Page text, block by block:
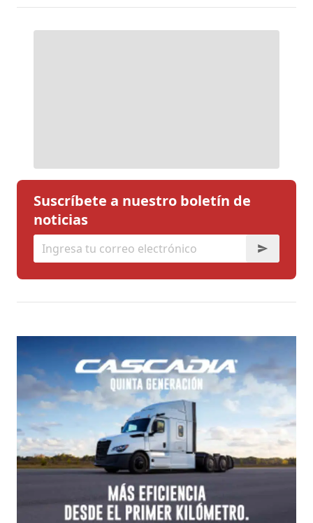
Suscríbete a nuestro boletín de
noticias